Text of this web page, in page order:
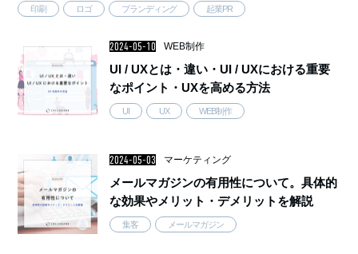
印刷 ロゴ ブランディング 起業PR
2024-05-10 WEB制作
UI / UXとは・違い・UI / UXにおける重要
なポイント・UXを高める方法
UI UX WEB制作
2024-05-03 マーケティング
メールマガジンの有用性について。具体的
な効果やメリット・デメリットを解説
集客 メールマガジン